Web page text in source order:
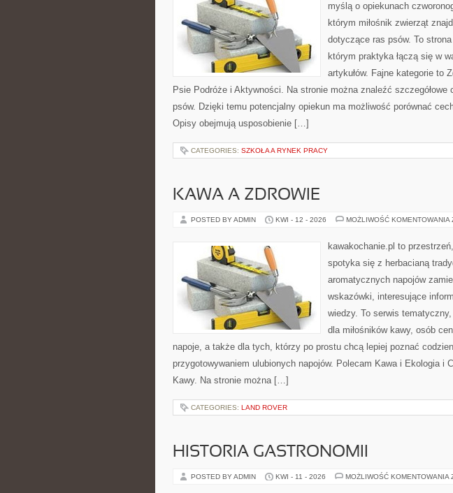
myślą o opiekunach
którym miłośnik zwierząt
dotyczące ras psów. To
którym praktyka łączą się w
artykułów. Fajne kategorie to
Psie Podróże i Aktywności. Na stronie można znaleźć szczegółowe
psów. Dzięki temu potencjalny opiekun ma możliwość porównać
Opisy obejmują usposobienie […]
CATEGORIES: SZKOŁA A RYNEK PRACY
KAWA A ZDROWIE
POSTED BY ADMIN KWI - 12 - 2026 MOŻLIWOŚĆ KOMENTOWANIA
kawakochanie.pl to
spotyka się z herbacianą
aromatycznych napojów
wskazówki, interesujące
wiedzy. To serwis
dla miłośników kawy, osób
napoje, a także dla tych, którzy po prostu chcą lepiej poznać
przygotowywaniem ulubionych napojów. Polecam Kawa i Ekologia i
Kawy. Na stronie można […]
CATEGORIES: LAND ROVER
HISTORIA GASTRONOMII
POSTED BY ADMIN KWI - 11 - 2026 MOŻLIWOŚĆ KOMENTOWANIA